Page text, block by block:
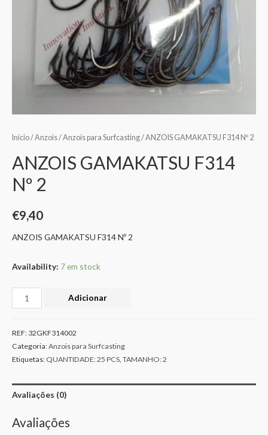
Início/Anzois/Anzois para Surfcasting/ ANZOIS GAMAKATSU F314 Nº 2
ANZOIS GAMAKATSU F314
Nº 2
€9,40
ANZOIS GAMAKATSU F314 Nº 2
Availability: 7 em stock
Adicionar
REF: 32GKF314002
Categoria:Anzois para Surfcasting
Etiquetas: QUANTIDADE: 25 PCS, TAMANHO: 2
Avaliações (0)
Avaliações